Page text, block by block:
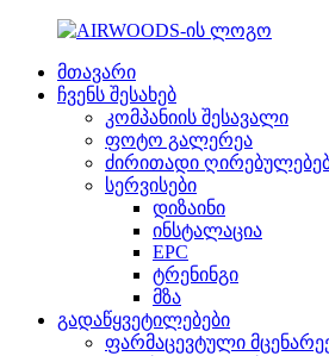
მთავარი
ჩვენს შესახებ
კომპანიის შესავალი
ფოტო გალერეა
ძირითადი
სერვისები
დიზაინი
ინსტალაცია
EPC
ტრენინგი
მზა
გადაწყვეტილებები
ფარმაცევტული